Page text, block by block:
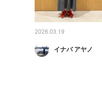
2026.03.19
イナバ アヤノ